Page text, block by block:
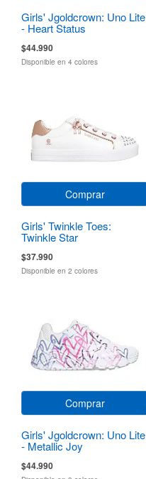
Girls' Jgoldcrown: Uno Lite
- Heart Status
$44.990
Disponible en 4 colores
Comprar
Girls' Twinkle Toes:
Twinkle Star
$37.990
Disponible en 2 colores
Comprar
Girls' Jgoldcrown: Uno Lite
- Metallic Joy
$44.990